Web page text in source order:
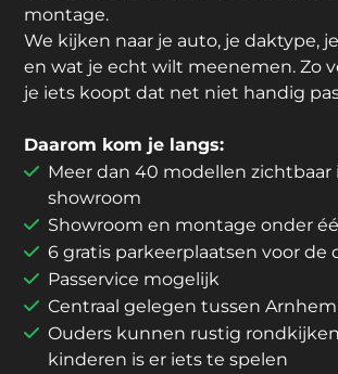
montage.
We kijken naar je auto, je daktype,
en wat je echt wilt meenemen. Zo
je iets koopt dat net niet handig
Daarom kom je langs:
Meer dan 40 modellen zichtbaar
showroom
Showroom en montage onder
6 gratis parkeerplaatsen voor de
Passervice mogelijk
Centraal gelegen tussen
Ouders kunnen rustig
kinderen is er iets te spelen